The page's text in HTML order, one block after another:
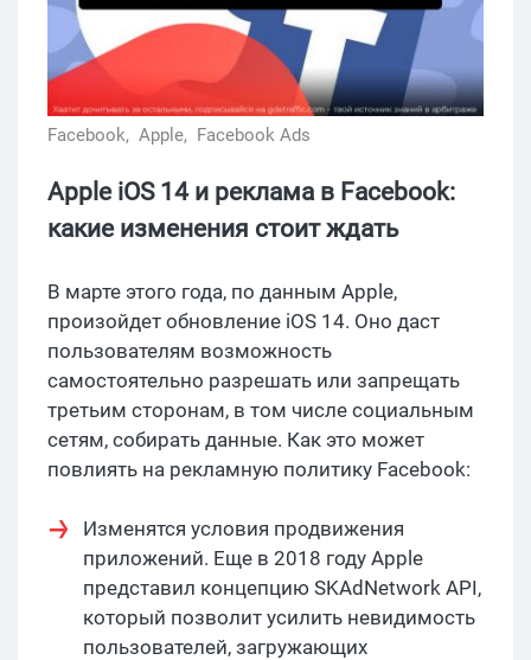
Facebook, Apple, Facebook Ads
Apple iOS 14 и реклама в Facebook:
какие изменения стоит ждать
В марте этого года, по данным Apple,
произойдет обновление iOS 14. Оно даст
пользователям возможность
самостоятельно разрешать или запрещать
третьим сторонам, в том числе социальным
сетям, собирать данные. Как это может
повлиять на рекламную политику Facebook:
Изменятся условия продвижения
приложений. Еще в 2018 году Apple
представил концепцию SKAdNetwork API,
который позволит усилить невидимость
пользователей, загружающих